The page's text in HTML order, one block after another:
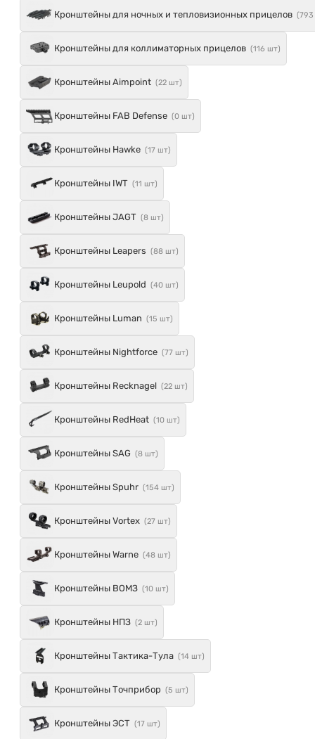
Кронштейны для ночных и тепловизионных прицелов
Кронштейны для коллиматорных прицелов (116 шт)
Кронштейны Aimpoint (22 шт)
Кронштейны FAB Defense (0 шт)
Кронштейны Hawke (17 шт)
Кронштейны IWT (11 шт)
Кронштейны JAGT (8 шт)
Кронштейны Leapers (88 шт)
Кронштейны Leupold (40 шт)
Кронштейны Luman (15 шт)
Кронштейны Nightforce (77 шт)
Кронштейны Recknagel (22 шт)
Кронштейны RedHeat (10 шт)
Кронштейны SAG (8 шт)
Кронштейны Spuhr (154 шт)
Кронштейны Vortex (27 шт)
Кронштейны Warne (48 шт)
Кронштейны ВОМЗ (10 шт)
Кронштейны НПЗ (2 шт)
Кронштейны Тактика-Тула (14 шт)
Кронштейны Точприбор (5 шт)
Кронштейны ЭСТ (17 шт)